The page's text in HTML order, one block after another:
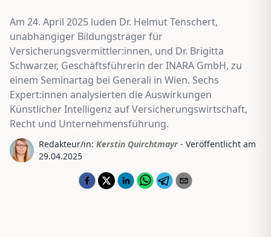
Am 24. April 2025 luden Dr. Helmut Tenschert,
unabhängiger Bildungsträger für
Versicherungsvermittler:innen, und Dr. Brigitta
Schwarzer, Geschäftsführerin der INARA GmbH, zu
einem Seminartag bei Generali in Wien. Sechs
Expert:innen analysierten die Auswirkungen
Künstlicher Intelligenz auf Versicherungswirtschaft,
Recht und Unternehmensführung.
Redakteur/in: Kerstin Quirchtmayr - Veröffentlicht am
29.04.2025